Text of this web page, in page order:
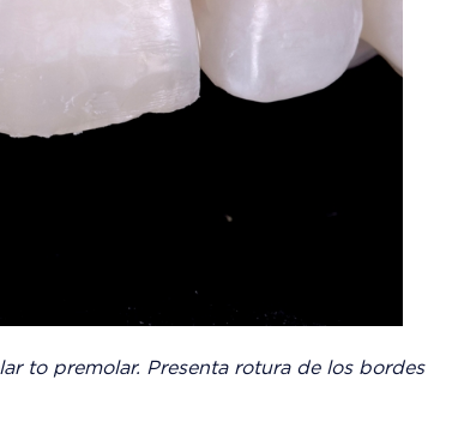
to premolar. Presenta rotura de los bordes